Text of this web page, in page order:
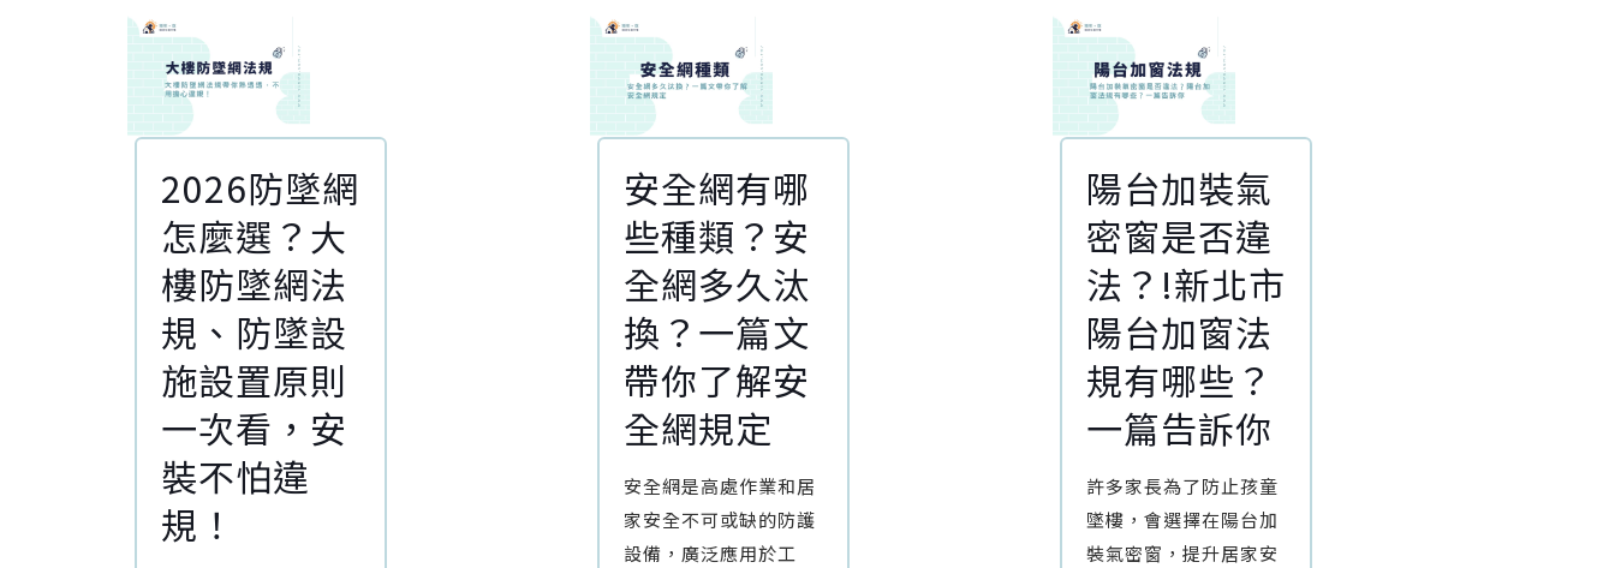
2026防墜網
怎麼選？大
樓防墜網法
規、防墜設
施設置原則
一次看，安
裝不怕違
規！
安全網有哪
些種類？安
全網多久汰
換？一篇文
帶你了解安
全網規定
安全網是高處作業和居
家安全不可或缺的防護
設備，廣泛應用於工
陽台加裝氣
密窗是否違
法？!新北市
陽台加窗法
規有哪些？
一篇告訴你
許多家長為了防止孩童
墜樓，會選擇在陽台加
裝氣密窗，提升居家安